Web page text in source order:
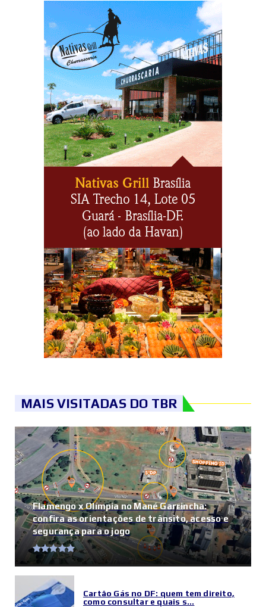
MAIS VISITADAS DO TBR
Flamengo x Olímpia no Mané Garrincha:
confira as orientações de trânsito, acesso e
segurança para o jogo
Cartão Gás no DF: quem tem direito,
como consultar e quais s...